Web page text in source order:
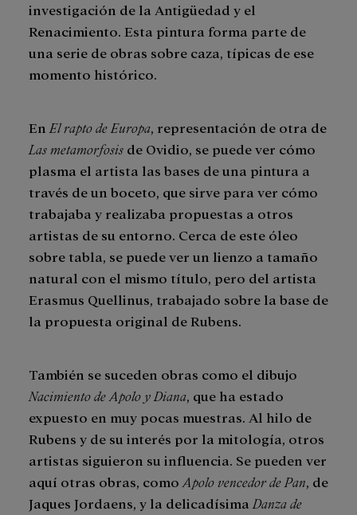
investigación de la Antigüedad y el
Renacimiento. Esta pintura forma parte de
una serie de obras sobre caza, típicas de ese
momento histórico.
En El rapto de Europa, representación de otra de
Las metamorfosis de Ovidio, se puede ver cómo
plasma el artista las bases de una pintura a
través de un boceto, que sirve para ver cómo
trabajaba y realizaba propuestas a otros
artistas de su entorno. Cerca de este óleo
sobre tabla, se puede ver un lienzo a tamaño
natural con el mismo título, pero del artista
Erasmus Quellinus, trabajado sobre la base de
la propuesta original de Rubens.
También se suceden obras como el dibujo
Nacimiento de Apolo y Diana, que ha estado
expuesto en muy pocas muestras. Al hilo de
Rubens y de su interés por la mitología, otros
artistas siguieron su influencia. Se pueden ver
aquí otras obras, como Apolo vencedor de Pan, de
Jaques Jordaens, y la delicadísima Danza de